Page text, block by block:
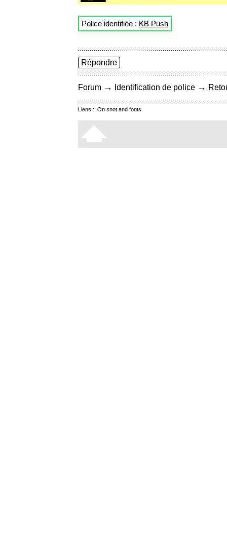
Police identifiée : KB Push
Répondre
Forum → Identification de police →
Liens : On snot and fonts